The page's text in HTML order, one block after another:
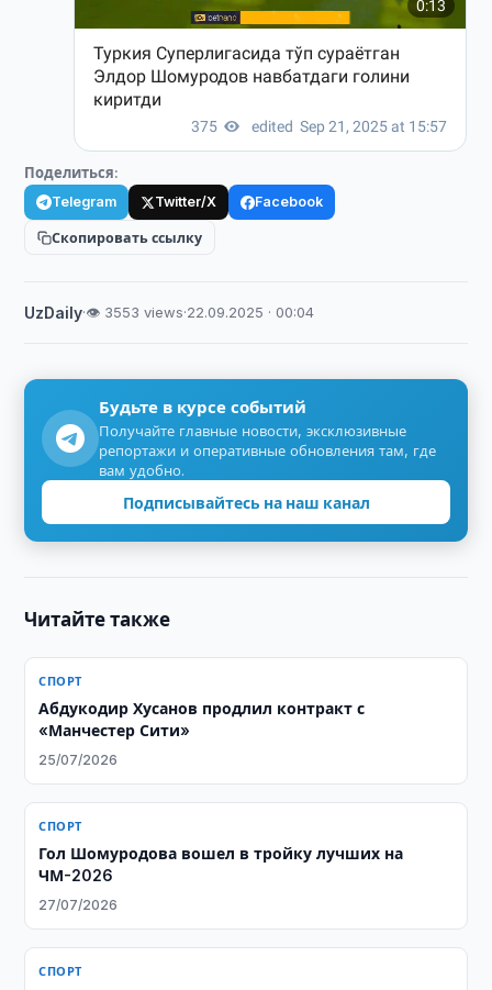
Поделиться:
Telegram Twitter/X Facebook
Скопировать ссылку
UzDaily·👁 3553 views·22.09.2025 · 00:04
Будьте в курсе событий
Получайте главные новости, эксклюзивные
репортажи и оперативные обновления там, где
вам удобно.
Подписывайтесь на наш канал
Читайте также
СПОРТ
Абдукодир Хусанов продлил контракт с
«Манчестер Сити»
25/07/2026
СПОРТ
Гол Шомуродова вошел в тройку лучших на
ЧМ-2026
27/07/2026
СПОРТ